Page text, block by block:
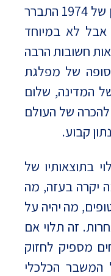
של עשרה מיליון. גל הירידה הקטן של 1974 התברר
לא במיוחד
חשובות הרבה
של מפלגת
המדינה, שלום
של העולם
קבוע.
בתוצאותיו של
יקרה בעזה, מה
מה יהיה על
זה תלוי אם
מספיק לחזוק
המשבר הכלכלי